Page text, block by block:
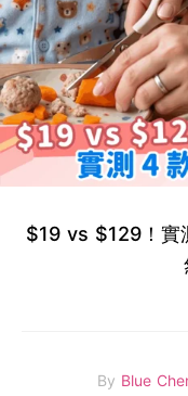
$19 vs $129！實
By Blue